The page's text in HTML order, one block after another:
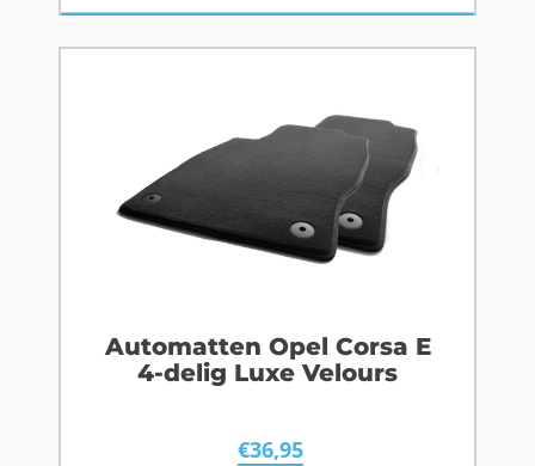
Automatten Opel Corsa E
4-delig Luxe Velours
€36,95